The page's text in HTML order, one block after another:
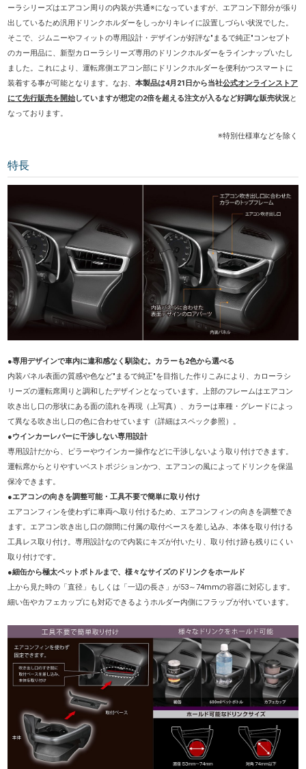
ーラシリーズはエアコン周りの内装が共通※になっていますが、エアコン下部分が張り
出しているため汎用ドリンクホルダーをしっかりキレイに設置しづらい状況でした。
そこで、ジムニーやフィットの専用設計・デザインが好評な"まるで純正"コンセプト
のカー用品に、新型カローラシリーズ専用のドリンクホルダーをラインナップいたし
ました。これにより、運転席側エアコン部にドリンクホルダーを便利かつスマートに
装着する事が可能となります。なお、本製品は4月21日から当社公式オンラインストア
にて先行販売を開始していますが想定の2倍を超える注文が入るなど好調な販売状況と
なっております。
※特別仕様車などを除く
特長
●専用デザインで車内に違和感なく馴染む。カラーも2色から選べる
内装パネル表面の質感や色など"まるで純正"を目指した作りこみにより、カローラシ
リーズの運転席周りと調和したデザインとなっています。上部のフレームはエアコン
吹き出し口の形状にある面の流れを再現（上写真）、カラーは車種・グレードによっ
て異なる吹き出し口の色に合わせています（詳細はスペック参照）。
●ウインカーレバーに干渉しない専用設計
専用設計だから、ピラーやウインカー操作などに干渉しないよう取り付けできます。
運転席からとりやすいベストポジションかつ、エアコンの風によってドリンクを保温
保冷できます。
●エアコンの向きを調整可能・工具不要で簡単に取り付け
エアコンフィンを使わずに車両へ取り付けるため、エアコンフィンの向きを調整でき
ます。エアコン吹き出し口の隙間に付属の取付ベースを差し込み、本体を取り付ける
工具レス取り付け。専用設計なので内装にキズが付いたり、取り付け跡も残りにくい
取り付けです。
●細缶から極太ペットボトルまで、様々なサイズのドリンクをホールド
上から見た時の「直径」もしくは「一辺の長さ」が53～74mmの容器に対応します。
細い缶やカフェカップにも対応できるようホルダー内側にフラップが付いています。